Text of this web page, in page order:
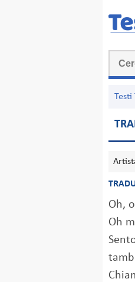
Testi
Oh,
Oh